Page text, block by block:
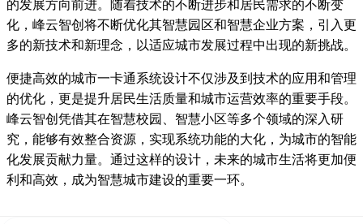
的发展方向前进。随着技术的不断进步和居民需求的不断变
化，峰云智创将不断优化其智慧园区和智慧企业方案，引入更
多的新技术和新理念，以适应城市发展过程中出现的新挑战。
便捷高效的城市一卡通系统设计不仅涉及到技术的应用和管理
的优化，更是提升居民生活质量和城市运营效率的重要手段。
峰云智创凭借其在智慧校园、智慧小区等多个领域的深入研
究，能够有效整合资源，实现系统功能的大化，为城市的智能
化发展贡献力量。通过这样的设计，未来的城市生活将更加便
利和高效，成为智慧城市建设的重要一环。